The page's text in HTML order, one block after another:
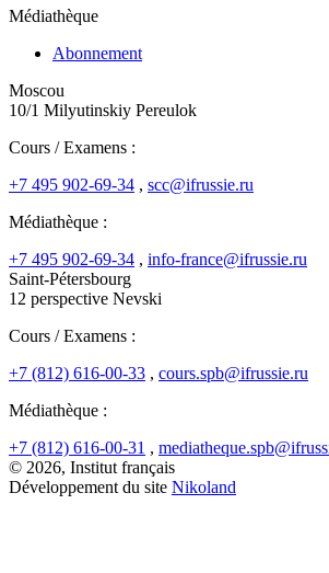
Médiathèque
Abonnement
Moscou
10/1 Milyutinskiy Pereulok
Cours / Examens :
+7 495 902-69-34 , scc@ifrussie.ru
Médiathèque :
+7 495 902-69-34 , info-france@ifrussie.ru
Saint-Pétersbourg
12 perspective Nevski
Cours / Examens :
+7 (812) 616-00-33 , cours.spb@ifrussie.ru
Médiathèque :
+7 (812) 616-00-31 ,
© 2026, Institut français
Développement du site Nikoland